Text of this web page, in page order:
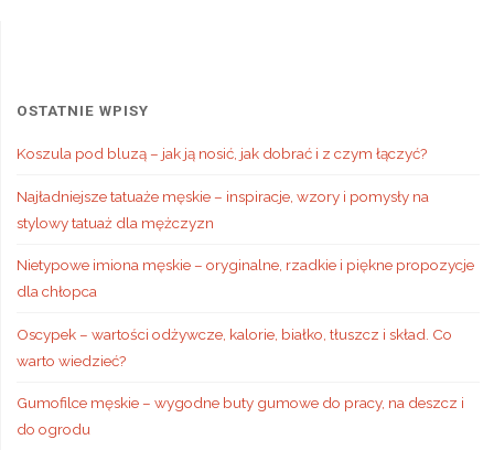
OSTATNIE WPISY
Koszula pod bluzą – jak ją nosić, jak dobrać i z czym łączyć?
Najładniejsze tatuaże męskie – inspiracje, wzory i pomysły na
stylowy tatuaż dla mężczyzn
Nietypowe imiona męskie – oryginalne, rzadkie i piękne propozycje
dla chłopca
Oscypek – wartości odżywcze, kalorie, białko, tłuszcz i skład. Co
warto wiedzieć?
Gumofilce męskie – wygodne buty gumowe do pracy, na deszcz i
do ogrodu